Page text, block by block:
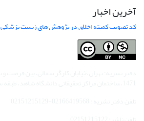
آخرین اخبار
کد تصویب کمیته اخلاق در پژوهش های زیست پزشکی